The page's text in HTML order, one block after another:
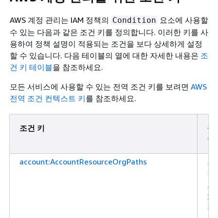
AWS 계정 관리는 IAM 정책의 Condition 요소에 사용할
수 있는 다음과 같은 조건 키를 정의합니다. 이러한 키를 사
용하여 정책 설명이 적용되는 조건을 보다 상세하게 설정
할 수 있습니다. 다음 테이블의 열에 대한 자세한 내용은 조
건 키 테이블을 참조하세요.
모든 서비스에 사용할 수 있는 전역 조건 키를 보려면 AWS
전역 조건 컨텍스트 키를 참조하세요.
조건 키
설
명
account:AccountResourceOrgPaths
조
직
의
계
정